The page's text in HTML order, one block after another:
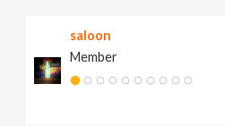
saloon
Member